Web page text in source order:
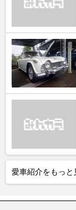
愛車紹介をもっと